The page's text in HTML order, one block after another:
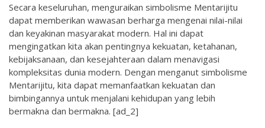
Secara keseluruhan, menguraikan simbolisme Mentarijitu
dapat memberikan wawasan berharga mengenai nilai-nilai
dan keyakinan masyarakat modern. Hal ini dapat
mengingatkan kita akan pentingnya kekuatan, ketahanan,
kebijaksanaan, dan kesejahteraan dalam menavigasi
kompleksitas dunia modern. Dengan menganut simbolisme
Mentarijitu, kita dapat memanfaatkan kekuatan dan
bimbingannya untuk menjalani kehidupan yang lebih
bermakna dan bermakna. [ad_2]